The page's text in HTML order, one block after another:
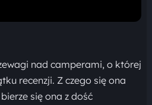
nad camperami, o której
recenzji. Z czego się ona
się ona z dość